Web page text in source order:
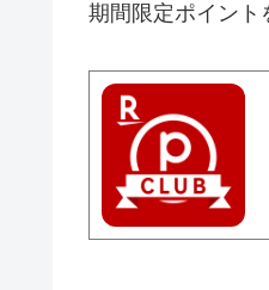
期間限定ポイント